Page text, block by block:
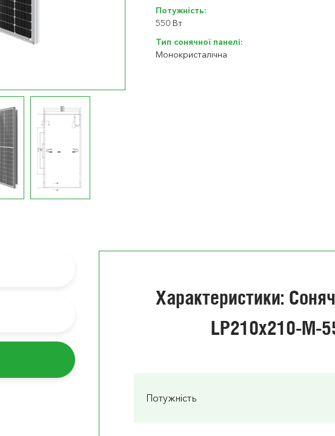
Потужність:
550 Вт
Тип сонячної панелі:
Монокристалічна
Характеристики:
LP210x210-M-
Потужність